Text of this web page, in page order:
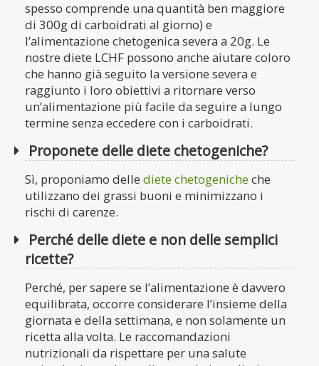
spesso comprende una quantità ben maggiore
di 300g di carboidrati al giorno) e
l’alimentazione chetogenica severa a 20g. Le
nostre diete LCHF possono anche aiutare coloro
che hanno già seguito la versione severa e
raggiunto i loro obiettivi a ritornare verso
un’alimentazione più facile da seguire a lungo
termine senza eccedere con i carboidrati.
Proponete delle diete chetogeniche?
Sì, proponiamo delle diete chetogenicheche
utilizzano dei grassi buoni e minimizzano i
rischi di carenze.
Perché delle diete e non delle semplici
ricette?
Perché, per sapere se l’alimentazione è davvero
equilibrata, occorre considerare l’insieme della
giornata e della settimana, e non solamente un
ricetta alla volta. Le raccomandazioni
nutrizionali da rispettare per una salute